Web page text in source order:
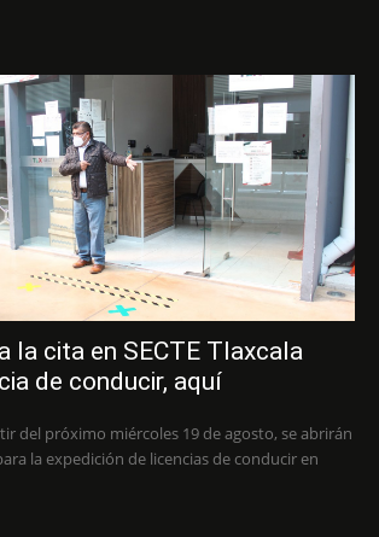
la cita en SECTE Tlaxcala
de conducir, aquí
del próximo miércoles 19 de agosto, se abrirán
la expedición de licencias de conducir en